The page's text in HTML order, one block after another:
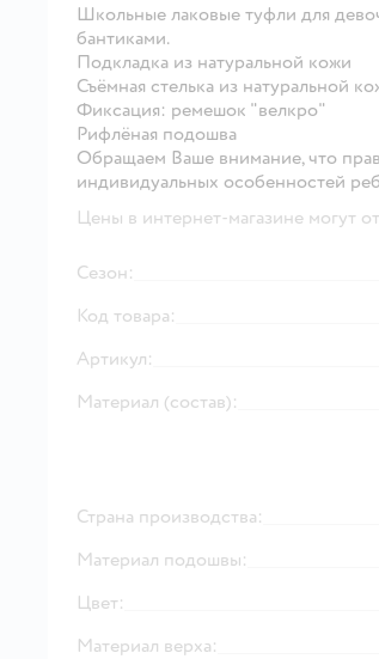
Школьные лаковые туфли для
бантиками.
Подкладка из натуральной кожи
Съёмная стелька из натуральной
Фиксация: ремешок "велкро"
Рифлёная подошва
Обращаем Ваше внимание, что
индивидуальных особенностей
Цены в интернет-магазине могут
Сезон:
Код товара:
Артикул:
Материал (состав):
Страна производства:
Материал подошвы:
Цвет:
Материал верха: